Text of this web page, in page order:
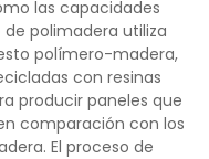
las capacidades
polimadera utiliza
polímero-madera,
con resinas
producir paneles que
comparación con los
El proceso de